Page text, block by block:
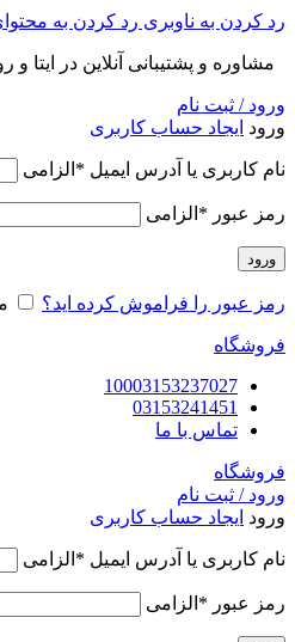
رد کردن به ناوبری رد کردن به
مشاوره و پشتیبانی آنلاین در ایتا و روبیکا
ورود / ثبت نام
ورود ایجاد حساب کاربری
نام کاربری یا آدرس ایمیل * الزامی
رمز عبور * الزامی
ورود
رمز عبور را فراموش کرده اید؟
فروشگاه
10003153237027
03153241451
تماس با ما
فروشگاه
ورود / ثبت نام
ورود ایجاد حساب کاربری
نام کاربری یا آدرس ایمیل * الزامی
رمز عبور * الزامی